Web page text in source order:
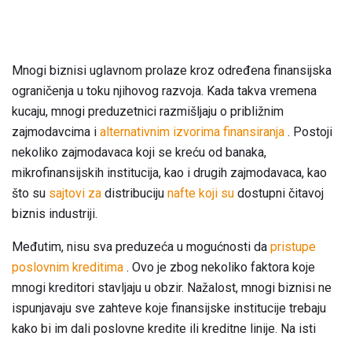
Mnogi biznisi uglavnom prolaze kroz određena finansijska
ograničenja u toku njihovog razvoja. Kada takva vremena
kucaju, mnogi preduzetnici razmišljaju o približnim
zajmodavcima i alternativnim izvorima finansiranja . Postoji
nekoliko zajmodavaca koji se kreću od banaka,
mikrofinansijskih institucija, kao i drugih zajmodavaca, kao
što su sajtovi za distribuciju nafte koji su dostupni čitavoj
biznis industriji.
Međutim, nisu sva preduzeća u mogućnosti da pristupe
poslovnim kreditima . Ovo je zbog nekoliko faktora koje
mnogi kreditori stavljaju u obzir. Nažalost, mnogi biznisi ne
ispunjavaju sve zahteve koje finansijske institucije trebaju
kako bi im dali poslovne kredite ili kreditne linije. Na isti